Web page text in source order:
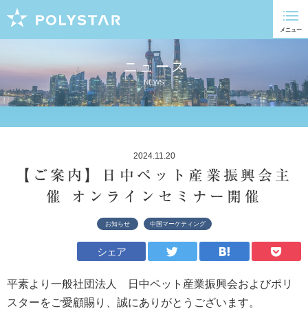
ニュース
NEWS
2024.11.20
【ご案内】日中ペット産業振興会主
催 オンラインセミナー開催
お知らせ 中国マーケティング
シェア
平素より一般社団法人 日中ペット産業振興会およびポリ
スターをご愛顧賜り、誠にありがとうございます。